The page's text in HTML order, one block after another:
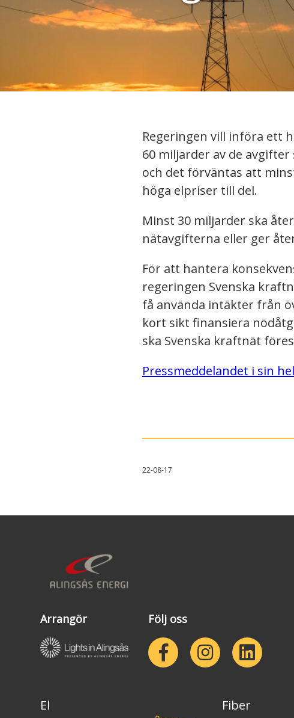
Regeringen vill införa ett
60 miljarder av de
och det förväntas att
höga elpriser till del.
Minst 30 miljarder ska
nätavgifterna eller ger
För att hantera
regeringen Svenska
få använda intäkter från
kort sikt finansiera
ska Svenska kraftnät
Pressmeddelandet i sin
22-08-17
Arrangör Följ oss
El Fiber